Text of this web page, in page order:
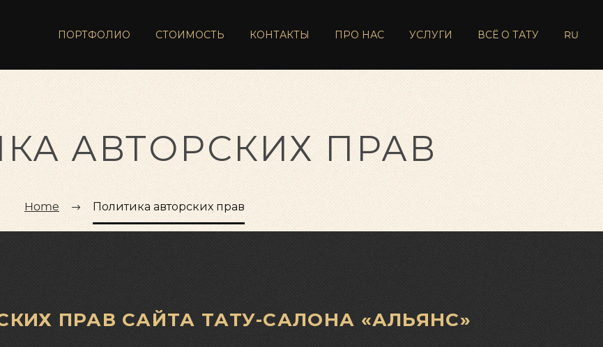
ПОРТФОЛИО СТОИМОСТЬ КОНТАКТЫ ПРО НАС УСЛУГИ ВСЁ О ТАТУ RU
АВТОРСКИХ ПРАВ
Home Политика авторских прав
ПРАВ САЙТА ТАТУ-САЛОНА «АЛЬЯНС»